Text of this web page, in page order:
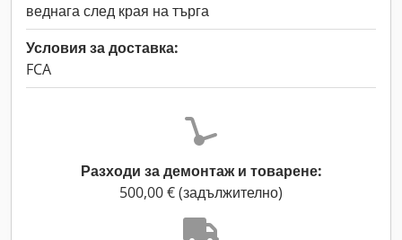
веднага след края на търга
Условия за доставка:
FCA
Разходи за демонтаж и товарене:
500,00 € (задължително)